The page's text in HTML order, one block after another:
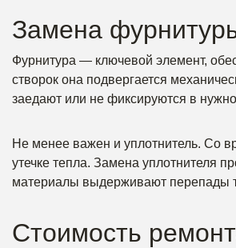
Замена
Фурнитура — ключевой элемент,
створок она подвергается
заедают или не фиксируются в
Не менее важен и уплотнитель. Со
утечке тепла. Замена уплотнителя
материалы выдерживают перепады
Стоимость